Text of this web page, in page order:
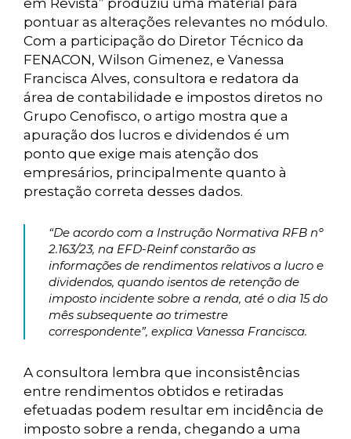
em Revista” produziu uma material para
pontuar as alterações relevantes no módulo.
Com a participação do Diretor Técnico da
FENACON, Wilson Gimenez, e Vanessa
Francisca Alves, consultora e redatora da
área de contabilidade e impostos diretos no
Grupo Cenofisco, o artigo mostra que a
apuração dos lucros e dividendos é um
ponto que exige mais atenção dos
empresários, principalmente quanto à
prestação correta desses dados.
“De acordo com a Instrução Normativa RFB nº
2.163/23, na EFD-Reinf constarão as
informações de rendimentos relativos a lucro e
dividendos, quando isentos de retenção de
imposto incidente sobre a renda, até o dia 15 do
mês subsequente ao trimestre
correspondente”, explica Vanessa Francisca.
A consultora lembra que inconsistências
entre rendimentos obtidos e retiradas
efetuadas podem resultar em incidência de
imposto sobre a renda, chegando a uma